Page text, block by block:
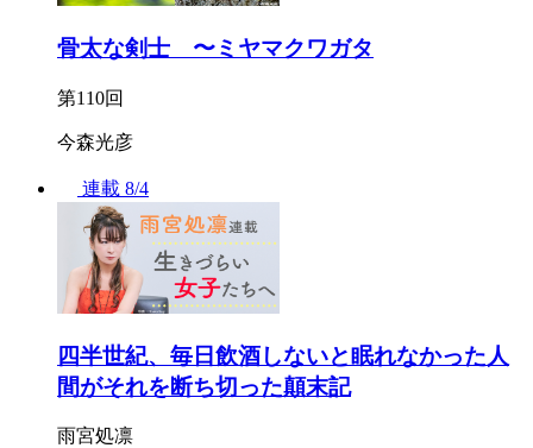
骨太な剣士 〜ミヤマクワガタ
第110回
今森光彦
連載 8/4
四半世紀、毎日飲酒しないと眠れなかった人
間がそれを断ち切った顛末記
雨宮処凛